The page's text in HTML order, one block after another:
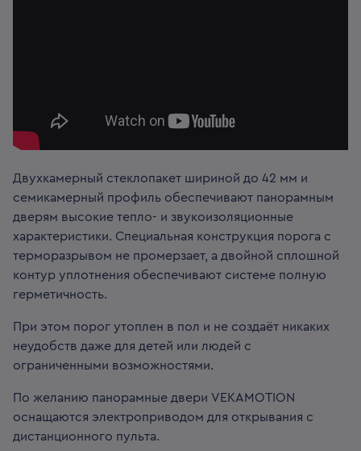
Двухкамерный стеклопакет шириной до 42 мм и
семикамерный профиль обеспечивают панорамным
дверям высокие тепло- и звукоизоляционные
характеристики. Специальная конструкция порога с
терморазрывом не промерзает, а двойной сплошной
контур уплотнения обеспечивают системе полную
герметичность.
При этом порог утоплен в пол и не создаёт никаких
неудобств даже для детей или людей с
ограниченными возможностями.
По желанию панорамные двери VEKAMOTION
оснащаются электроприводом для открывания с
дистанционного пульта.